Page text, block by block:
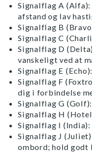
Signalflag A (Alfa):
afstand og lav
Signalflag B
Signalflag C
Signalflag D
vanskeligt ved at
Signalflag E
Signalflag F
dig i forbindelse
Signalflag G
Signalflag H
Signalflag I
Signalflag J
ombord; hold godt